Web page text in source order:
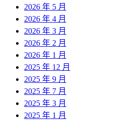
2026 年 5 月
2026 年 4 月
2026 年 3 月
2026 年 2 月
2026 年 1 月
2025 年 12 月
2025 年 9 月
2025 年 7 月
2025 年 3 月
2025 年 1 月